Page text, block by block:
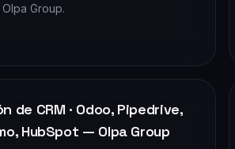
Group.
de CRM · Odoo, Pipedrive,
HubSpot — Olpa Group